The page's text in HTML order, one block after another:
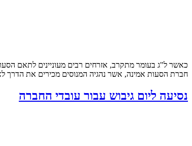
כאשר ל"ג בעומר מתקרב, אזרחים רבים מעוניינים לתאם
חברת הסעות אמינה, אשר נהגיה המנוסים מכירים את הדרך
נסיעה ליום גיבוש עבור עובדי החברה